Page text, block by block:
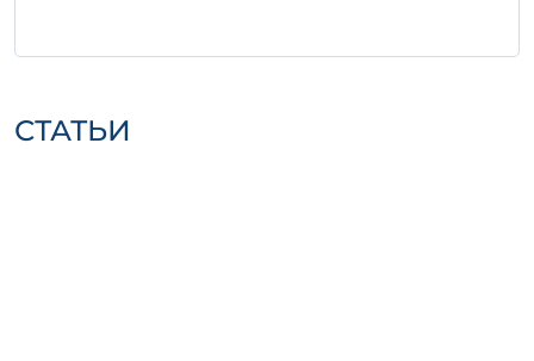
свойства и долговечность изделия 1П 5-6
СТАТЬИ